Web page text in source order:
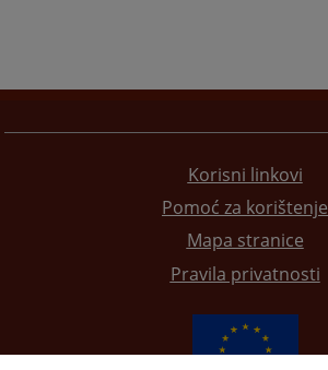
Korisni linkovi
Pomoć za korištenje
Mapa stranice
Pravila privatnosti